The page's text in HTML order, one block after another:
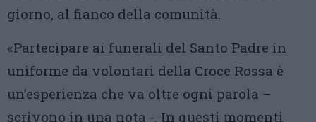
giorno, al fianco della comunità.
«Partecipare ai funerali del Santo Padre in
uniforme da volontari della Croce Rossa è
un’esperienza che va oltre ogni parola –
scrivono in una nota -. In questi momenti